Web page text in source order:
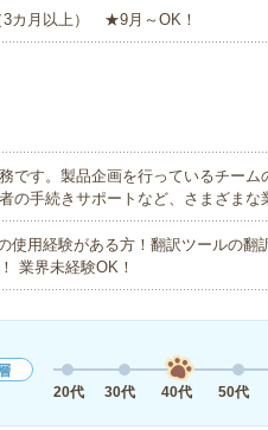
3カ月以上） ★9月～OK！
です。製品企画を行っているチー
の手続きサポートなど、さまざま
使用経験がある方！翻訳ツールの翻
業界未経験OK！
20代
30代 40代 50代